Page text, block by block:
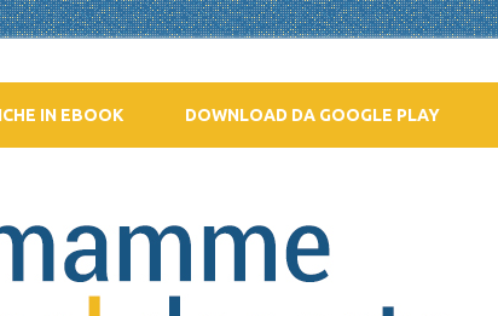
IN EBOOK DOWNLOAD DA GOOGLE PLAY